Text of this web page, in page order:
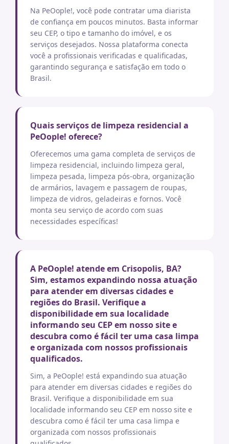
Na PeOople!, você pode contratar uma diarista
de confiança em poucos minutos. Basta informar
seu CEP, o tipo e tamanho do imóvel, e os
serviços desejados. Nossa plataforma conecta
você a profissionais verificadas e qualificadas,
garantindo segurança e satisfação em todo o
Brasil.
Quais serviços de limpeza residencial a
PeOople! oferece?
Oferecemos uma gama completa de serviços de
limpeza residencial, incluindo limpeza geral,
limpeza pesada, limpeza pós-obra, organização
de armários, lavagem e passagem de roupas,
limpeza de vidros, geladeiras e fornos. Você
monta seu serviço de acordo com suas
necessidades específicas!
A PeOople! atende em Crisopolis, BA?
Sim, estamos expandindo nossa atuação
para atender em diversas cidades e
regiões do Brasil. Verifique a
disponibilidade em sua localidade
informando seu CEP em nosso site e
descubra como é fácil ter uma casa limpa
e organizada com nossos profissionais
qualificados.
Sim, a PeOople! está expandindo sua atuação
para atender em diversas cidades e regiões do
Brasil. Verifique a disponibilidade em sua
localidade informando seu CEP em nosso site e
descubra como é fácil ter uma casa limpa e
organizada com nossos profissionais